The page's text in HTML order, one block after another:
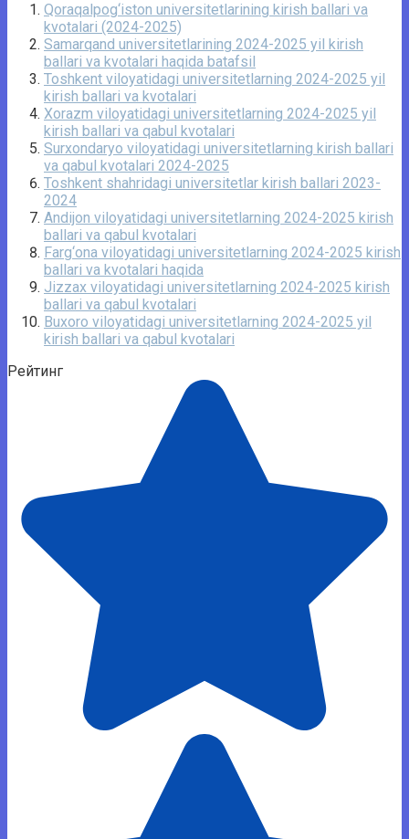
Qoraqalpog‘iston universitetlarining kirish ballari va
kvotalari (2024-2025)
Samarqand universitetlarining 2024-2025 yil kirish
ballari va kvotalari haqida batafsil
Toshkent viloyatidagi universitetlarning 2024-2025 yil
kirish ballari va kvotalari
Xorazm viloyatidagi universitetlarning 2024-2025 yil
kirish ballari va qabul kvotalari
Surxondaryo viloyatidagi universitetlarning kirish ballari
va qabul kvotalari 2024-2025
Toshkent shahridagi universitetlar kirish ballari 2023-
2024
Andijon viloyatidagi universitetlarning 2024-2025 kirish
ballari va qabul kvotalari
Farg‘ona viloyatidagi universitetlarning 2024-2025 kirish
ballari va kvotalari haqida
Jizzax viloyatidagi universitetlarning 2024-2025 kirish
ballari va qabul kvotalari
Buxoro viloyatidagi universitetlarning 2024-2025 yil
kirish ballari va qabul kvotalari
Рейтинг